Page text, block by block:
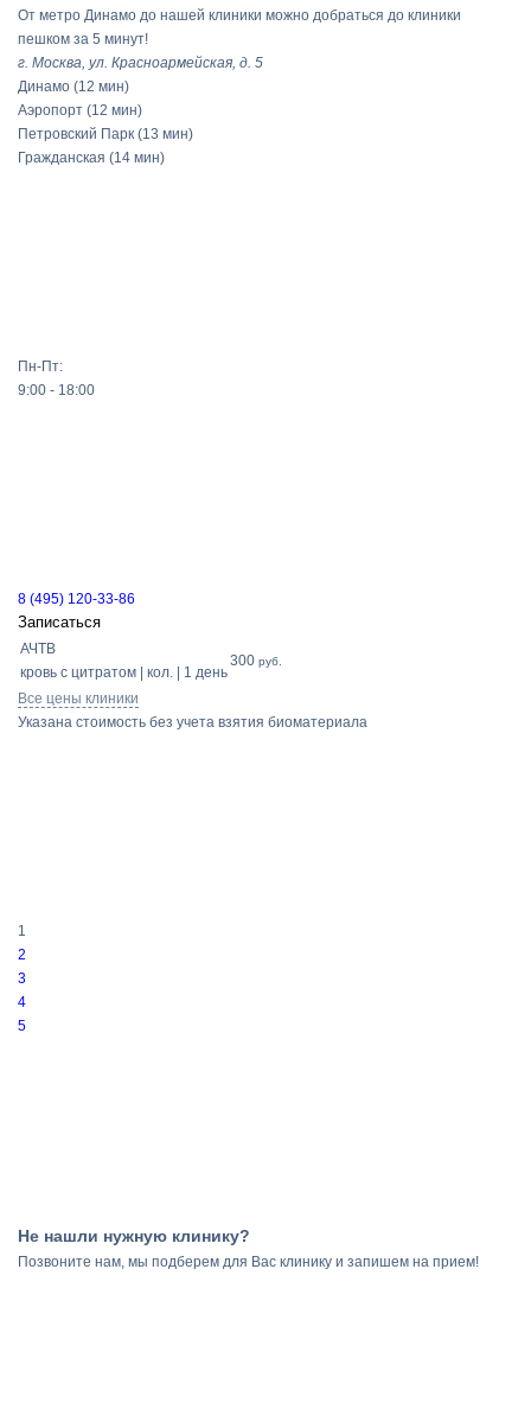
От метро Динамо до нашей клиники можно добраться до клиники
пешком за 5 минут!
г. Москва, ул. Красноармейская, д. 5
Динамо (12 мин)
Аэропорт (12 мин)
Петровский Парк (13 мин)
Гражданская (14 мин)
Пн-Пт:
9:00 - 18:00
8 (495) 120-33-86
Записаться
АЧТВ
кровь с цитратом | кол. | 1 день
300 руб.
Все цены клиники
Указана стоимость без учета взятия биоматериала
1
2
3
4
5
Не нашли нужную клинику?
Позвоните нам, мы подберем для Вас клинику и запишем на прием!